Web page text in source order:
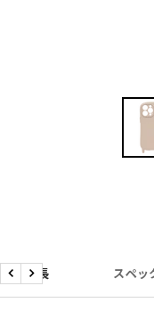
商品特長 スペッ
戻 次